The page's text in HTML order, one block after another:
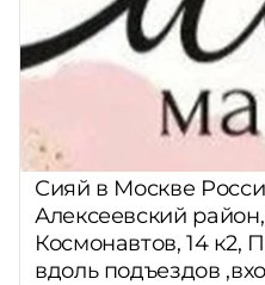
Сияй в Москве
Алексеевский район,
Космонавтов, 14 к2,
вдоль подъездов